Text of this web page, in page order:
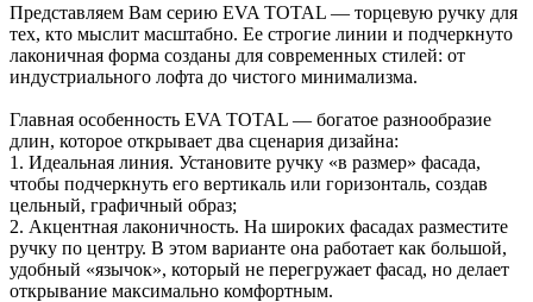
Представляем Вам серию EVA TOTAL — торцевую ручку для
тех, кто мыслит масштабно. Ее строгие линии и подчеркнуто
лаконичная форма созданы для современных стилей: от
индустриального лофта до чистого минимализма.
Главная особенность EVA TOTAL — богатое разнообразие
длин, которое открывает два сценария дизайна:
1. Идеальная линия. Установите ручку «в размер» фасада,
чтобы подчеркнуть его вертикаль или горизонталь, создав
цельный, графичный образ;
2. Акцентная лаконичность. На широких фасадах разместите
ручку по центру. В этом варианте она работает как большой,
удобный «язычок», который не перегружает фасад, но делает
открывание максимально комфортным.